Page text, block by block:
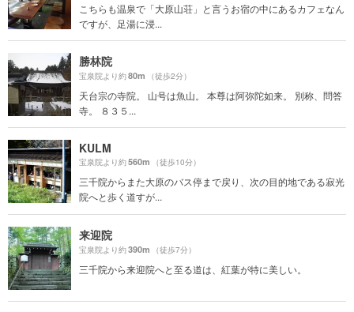
こちらも温泉で「大原山荘」と言うお宿の中にあるカフェなん
ですが、足湯に浸...
勝林院
宝泉院より約80m （徒歩2分）
天台宗の寺院。 山号は魚山。 本尊は阿弥陀如来。 別称、問答
寺。 ８３５...
KULM
宝泉院より約560m （徒歩10分）
三千院からまた大原のバス停まで戻り、次の目的地である寂光
院へと歩く道すが...
来迎院
宝泉院より約390m （徒歩7分）
三千院から来迎院へと至る道は、紅葉が特に美しい。